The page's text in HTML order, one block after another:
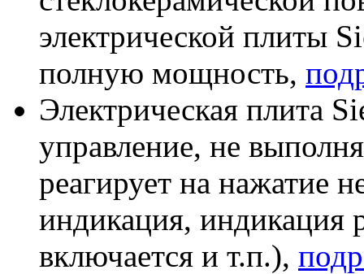
электрической плиты
полную мощность,
Электрическая плита
управление, не
реагирует на нажатие
индикация, индикация
включается и т.п.),